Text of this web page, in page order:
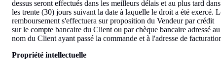
dessus seront effectués dans les meilleurs délais et au plus tard dans
les trente (30) jours suivant la date à laquelle le droit a été exercé.
remboursement s'effectuera sur proposition du Vendeur par crédit
sur le compte bancaire du Client ou par chèque bancaire adressé au
nom du Client ayant passé la commande et à l'adresse de
Propriété intellectuelle